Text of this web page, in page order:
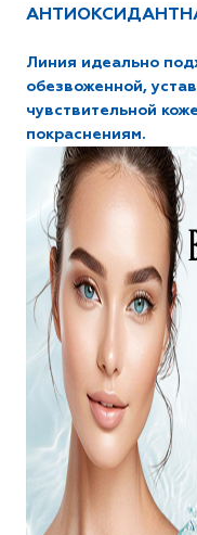
Линия идеально
обезвоженной,
чувствительной
покраснениям.